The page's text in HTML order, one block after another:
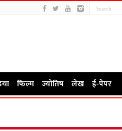
फिल्म ज्योतिष लेख ई-पेपर